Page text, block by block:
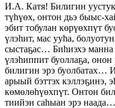
И.А. Катя! Билигин
түһүөх, онтон дьэ быыс-
эбит тобулан көрүөхпүт
үлэһит, мас ууһа,
сыстаҕас… Биһиэхэ манна
үлэһиппит буоллаҕа,
билигин эрэ
арыый бэттэх кэллэҕинэ,
көмөлөһүөхпүт. Онтон
тиийэн саһыан эрэ наада…